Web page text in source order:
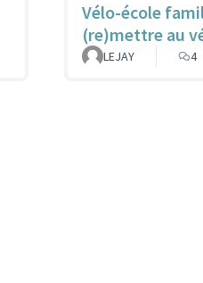
Vélo-école
(re)mettre au
LEJAY 4